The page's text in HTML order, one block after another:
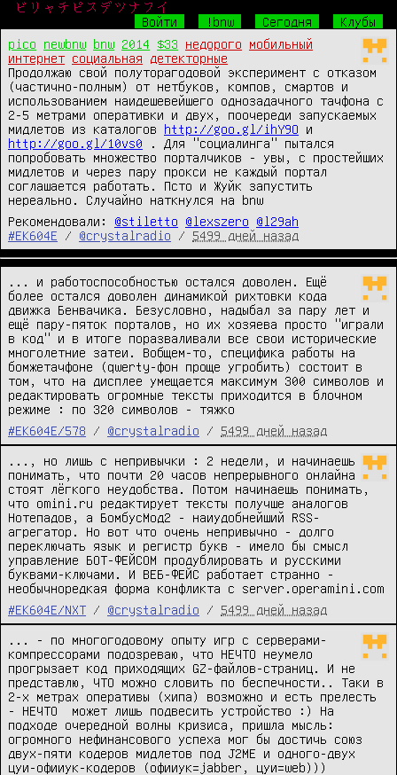
ビリャチピスデツナフイ
Войти
!bnw Сегодня
Клубы
pico
newbnw bnw 2014 $33 недорого
мобильный
интернет социальная
детекторные
Продолжаю свой полуторагодовой эксперимент с отказом
(частично-полным) от нетбуков, компов, смартов и
использованием наидешевейшего однозадачного тачфона с
2-5 метрами оперативки и двух, поочереди запускаемых
мидлетов из каталогов http://goo.gl/ihY9O
http://goo.gl/10vs0 . Для "социалинга" пытался
попробовать множество порталчиков - увы, с простейших
мидлетов и через пару прокси не каждый портал
соглашается работать. Псто и Жуйк запустить
нереально. Случайно наткнулся на bnw
Рекомендовали: @stiletto @lexszero
@l29ah
#EK604E
/ @crystalradio / 5499 дней назад
... и работоспособностью остался доволен. Ещё
более остался доволен динамикой рихтовки кода
движка Бенвачика. Безусловно, надыбал за пару лет и
ещё пару-пяток порталов, но их хозяева просто "играли
в код" и в итоге поразваливали все свои исторические
многолетние затеи. Вобщем-то, специфика работы на
бомжетачфоне (qwerty-фон проще угробить) состоит в
том, что на дисплее умещается максимум 300 символов и
редактировать огромные тексты приходится в блочном
режиме : по 320 символов - тяжко
#EK604E/578
/ @crystalradio / 5499 дней назад
..., но лишь с непривычки : 2 недели, и начинаешь
понимать, что почти 20 часов непрерывного онлайна
стоят лёгкого неудобства. Потом начинаешь понимать,
что omini.ru редактирует тексты получше аналогов
Нотепадов, а БомбусМод2 - наиудобнейший RSS-
агрегатор. Но вот что очень непривычно - долго
переключать язык и регистр букв - имело бы смысл
управление БОТ-ФЕЙСОМ продублировать и русскими
буквами-ключами. И ВЕБ-ФЕЙС работает странно -
необычноредкая форма конфликта с server.operamini.com
#EK604E/NXT
/ @crystalradio / 5499 дней назад
... - по многогодовому опыту игр с серверами-
компрессорами подозреваю, что НЕЧТО неумело
прогрызает код приходящих GZ-файлов-страниц. И не
представлю, ЧТО можно словить по беспечности.. Таки в
2-х метрах оперативы (хипа) возможно и есть прелесть
- НЕЧТО  может лишь подвесить устройство :) На
подходе очередной волны кризиса, пришла мысль:
огромного нефинансового успеха мог бы достичь союз
двух-пяти кодеров мидлетов под J2ME и одного-двух
цуи-офииук-кодеров (офииук=jabber, цуи=web)))